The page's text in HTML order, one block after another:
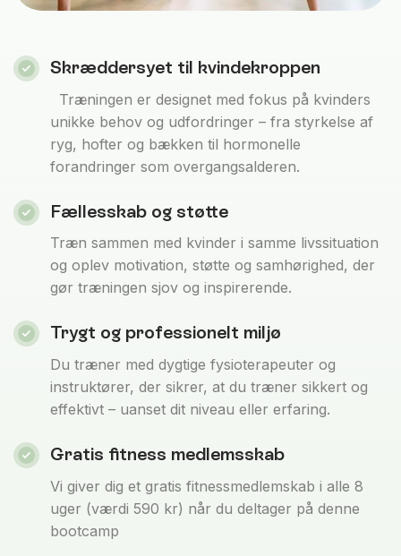
Skræddersyet til kvindekroppen
Træningen er designet med fokus på kvinders
unikke behov og udfordringer – fra styrkelse af
ryg, hofter og bækken til hormonelle
forandringer som overgangsalderen.
Fællesskab og støtte
Træn sammen med kvinder i samme livssituation
og oplev motivation, støtte og samhørighed, der
gør træningen sjov og inspirerende.
Trygt og professionelt miljø
Du træner med dygtige fysioterapeuter og
instruktører, der sikrer, at du træner sikkert og
effektivt – uanset dit niveau eller erfaring.
Gratis fitness medlemsskab
Vi giver dig et gratis fitnessmedlemskab i alle 8
uger (værdi 590 kr) når du deltager på denne
bootcamp